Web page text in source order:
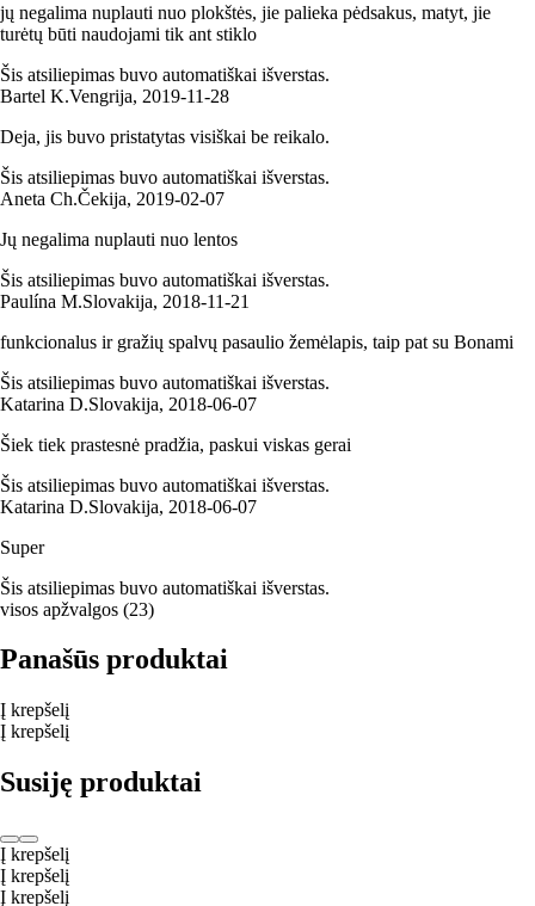
jų negalima nuplauti nuo plokštės, jie palieka pėdsakus, matyt, jie
turėtų būti naudojami tik ant stiklo
Šis atsiliepimas buvo automatiškai išverstas.
Bartel K.Vengrija, 2019‑11‑28
Deja, jis buvo pristatytas visiškai be reikalo.
Šis atsiliepimas buvo automatiškai išverstas.
Aneta Ch.Čekija, 2019‑02‑07
Jų negalima nuplauti nuo lentos
Šis atsiliepimas buvo automatiškai išverstas.
Paulína M.Slovakija, 2018‑11‑21
funkcionalus ir gražių spalvų pasaulio žemėlapis, taip pat su Bonami
Šis atsiliepimas buvo automatiškai išverstas.
Katarina D.Slovakija, 2018‑06‑07
Šiek tiek prastesnė pradžia, paskui viskas gerai
Šis atsiliepimas buvo automatiškai išverstas.
Katarina D.Slovakija, 2018‑06‑07
Super
Šis atsiliepimas buvo automatiškai išverstas.
visos apžvalgos (23)
Panašūs produktai
Į krepšelį
Į krepšelį
Susiję produktai
Į krepšelį
Į krepšelį
Į krepšelį